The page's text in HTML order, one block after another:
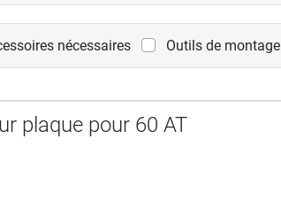
nécessaires Outils de montage
plaque pour 60 AT